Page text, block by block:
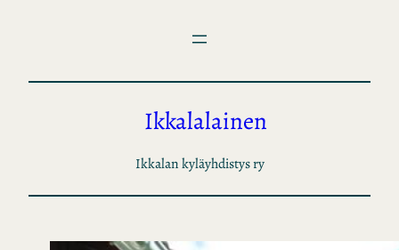
Ikkalalainen
Ikkalan kyläyhdistys ry